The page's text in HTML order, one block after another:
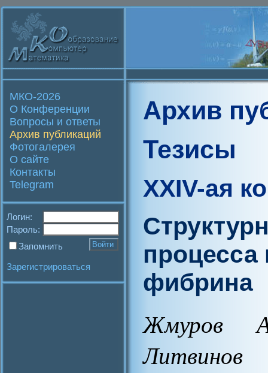
МКО-2026
О Конференции
Вопросы и ответы
Архив публикаций
Фотогалерея
О сайте
Контакты
Telegram
Логин:
Пароль:
Запомнить
Зарегистрироваться
Архив
Тезисы
XXIV-ая
процесса
фибрина
Жмуров